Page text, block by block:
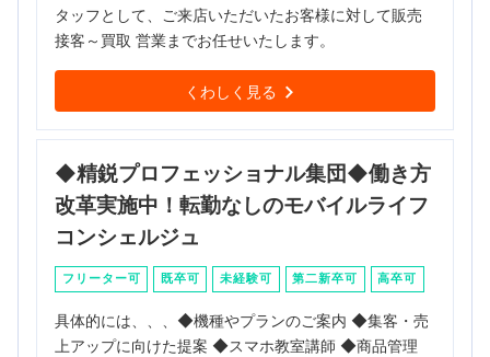
タッフとして、ご来店いただいたお客様に対して販売
接客～買取 営業までお任せいたします。
くわしく見る
◆精鋭プロフェッショナル集団◆働き方
改革実施中！転勤なしのモバイルライフ
コンシェルジュ
フリーター可 既卒可 未経験可 第二新卒可 高卒可
具体的には、、、◆機種やプランのご案内 ◆集客・売
上アップに向けた提案 ◆スマホ教室講師 ◆商品管理